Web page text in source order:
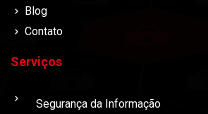
Blog
Contato
Serviços
Segurança da Informação